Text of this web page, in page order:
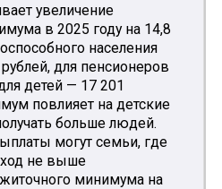
увеличение
в 2025 году на 14,8
населения
для пенсионеров
детей — 17 201
повлияет на детские
больше людей.
могут семьи, где
не выше
минимума на